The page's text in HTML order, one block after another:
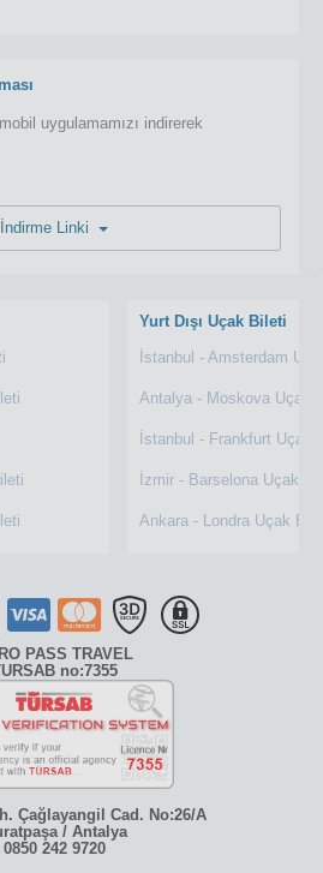
uygulamamızı indirerek
Yurt Dışı Uçak Bileti
İstanbul - Amsterdam
Antalya - Moskova Uçak
İstanbul - Frankfurt Uçak
İzmir - Barselona Uçak
Ankara - Londra Uçak
PASS TRAVEL
no:7355
Çağlayangil Cad. No:26/A
/ Antalya
0850 242 9720